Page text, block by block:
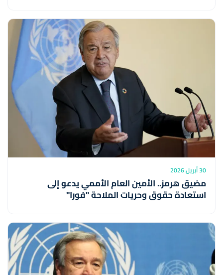
30 أبريل 2026
مضيق هرمز.. الأمين العام الأممي يدعو إلى
استعادة حقوق وحريات الملاحة "فورا"